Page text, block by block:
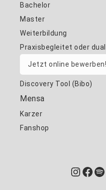
Bachelor
Master
Weiterbildung
Praxisbegleitet oder
Jetzt online bewerben!
Discovery Tool (Bibo)
Mensa
Karzer
Fanshop